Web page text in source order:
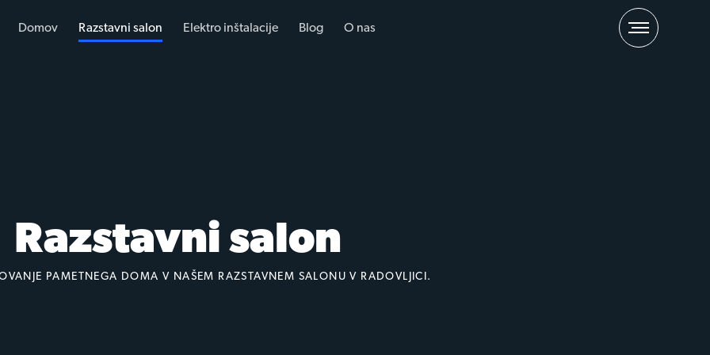
Domov Razstavni salon Elektro inštalacije Blog O nas
Razstavni salon
PAMETNEGA DOMA V NAŠEM RAZSTAVNEM SALONU V RADOVLJICI.